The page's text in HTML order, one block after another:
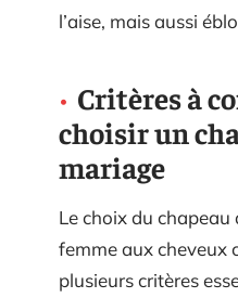
l’aise, mais aussi
Critères à
choisir un
mariage
Le choix du
femme aux cheveux
plusieurs critères